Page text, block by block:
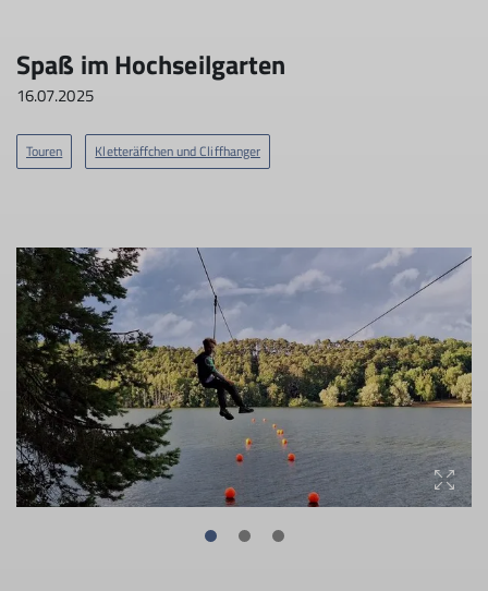
Spaß im Hochseilgarten
16.07.2025
Touren Kletteräffchen und Cliffhanger